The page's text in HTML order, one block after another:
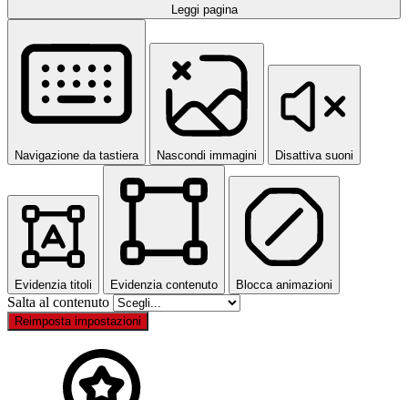
Leggi pagina
Navigazione da tastiera Nascondi immagini Disattiva suoni
Evidenzia titoli Evidenzia contenuto Blocca animazioni
Salta al contenuto
Reimposta impostazioni